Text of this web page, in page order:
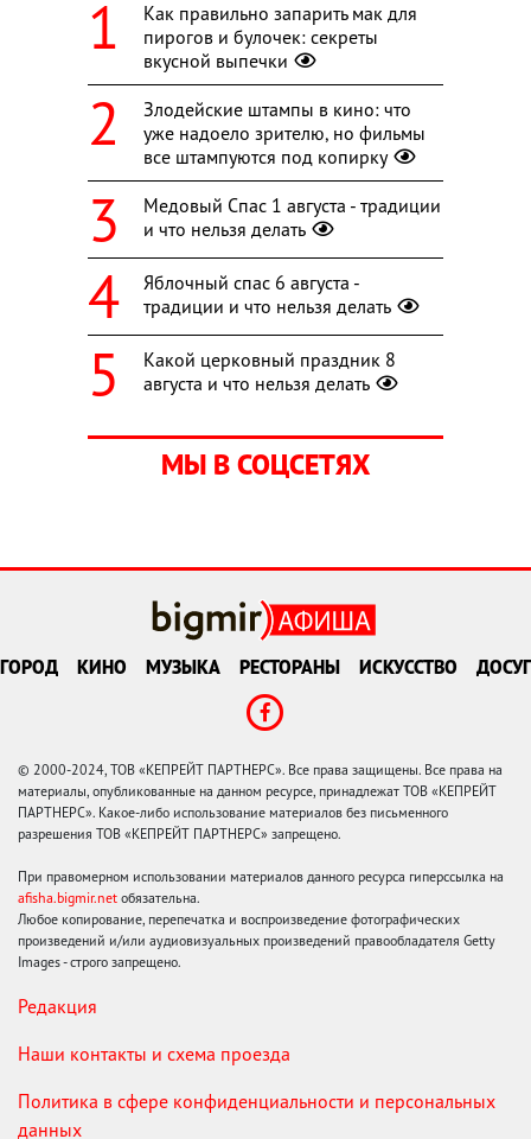
Как правильно запарить мак для
пирогов и булочек: секреты
вкусной выпечки
Злодейские штампы в кино: что
уже надоело зрителю, но фильмы
все штампуются под копирку
Медовый Спас 1 августа - традиции
и что нельзя делать
Яблочный спас 6 августа -
традиции и что нельзя делать
Какой церковный праздник 8
августа и что нельзя делать
МЫ В СОЦСЕТЯХ
ГОРОД КИНО МУЗЫКА РЕСТОРАНЫ ИСКУССТВО ДОСУГ
© 2000-2024, ТОВ «КЕПРЕЙТ ПАРТНЕРС». Все права защищены. Все права на
материалы, опубликованные на данном ресурсе, принадлежат ТОВ «КЕПРЕЙТ
ПАРТНЕРС». Какое-либо использование материалов без письменного
разрешения ТОВ «КЕПРЕЙТ ПАРТНЕРС» запрещено.
При правомерном использовании материалов данного ресурса гиперссылка на
afisha.bigmir.net обязательна.
Любое копирование, перепечатка и воспроизведение фотографических
произведений и/или аудиовизуальных произведений правообладателя Getty
Images - строго запрещено.
Редакция
Наши контакты и схема проезда
Политика в сфере конфиденциальности и персональных
данных